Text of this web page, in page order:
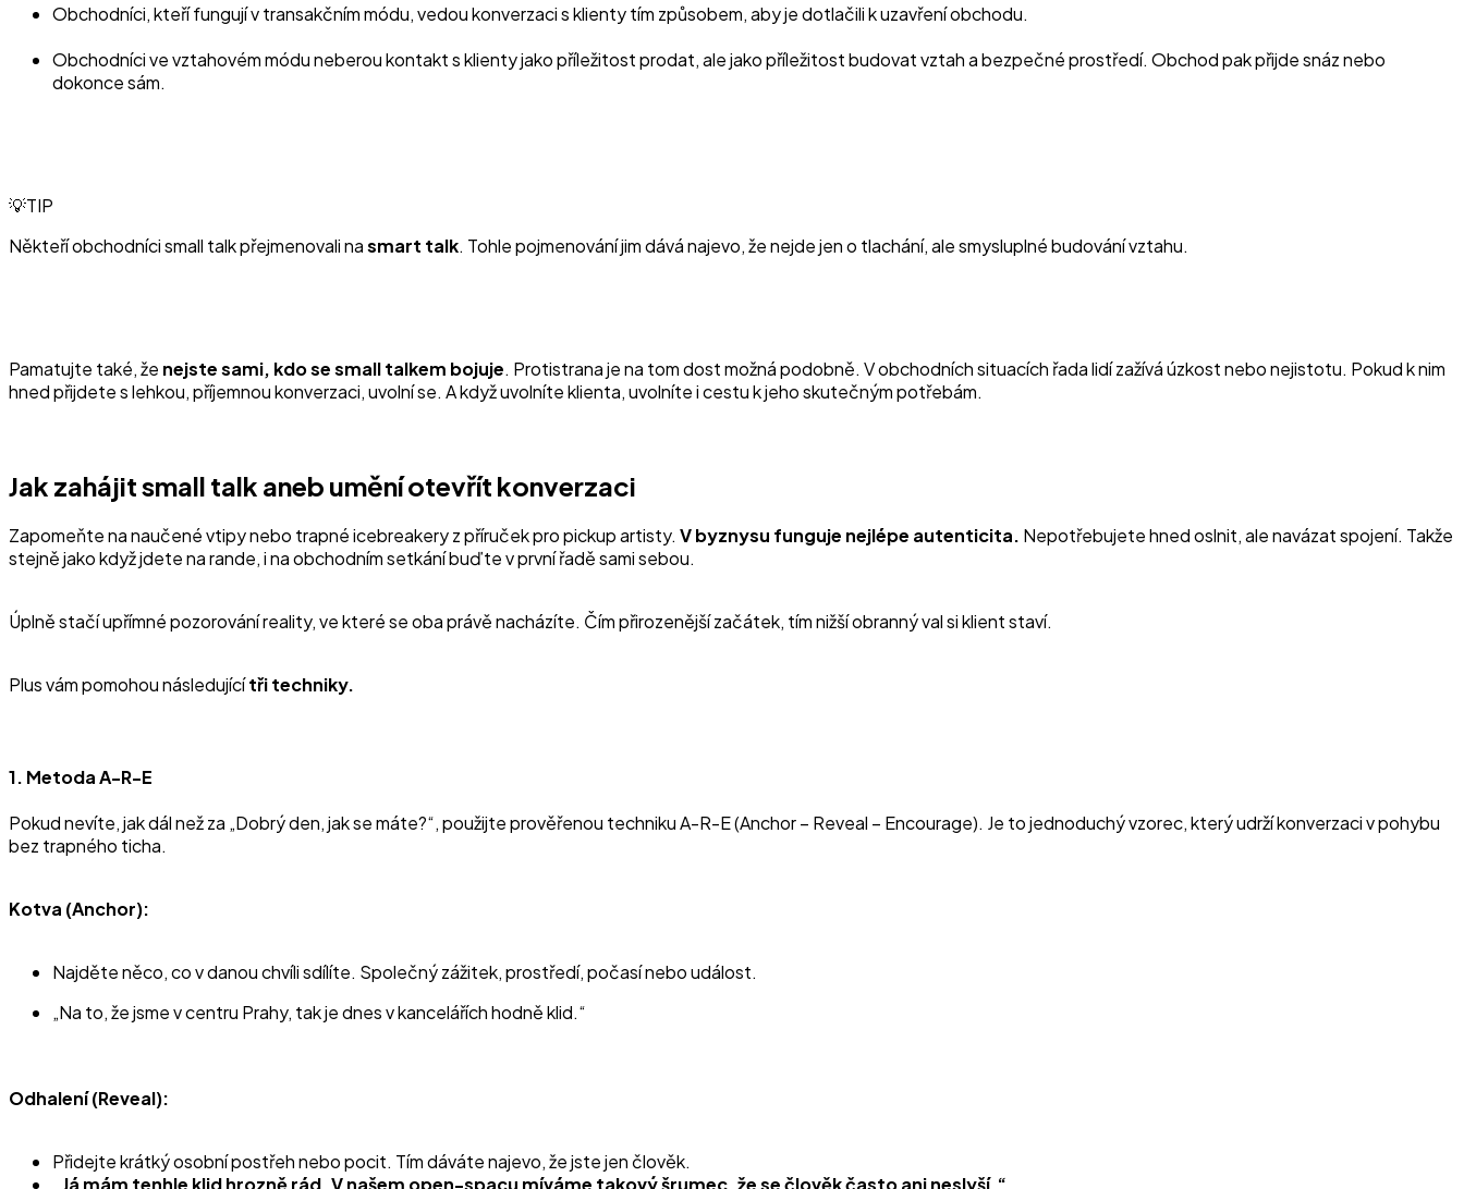
Obchodníci, kteří fungují v transakčním módu, vedou konverzaci s klienty tím způsobem, aby je dotlačili k uzavření obchodu.
Obchodníci ve vztahovém módu neberou kontakt s klienty jako příležitost prodat, ale jako příležitost budovat vztah a bezpečné prostředí. Obchod pak přijde snáz nebo
dokonce sám.
💡TIP
Někteří obchodníci small talk přejmenovali nasmart talk. Tohle pojmenování jim dává najevo, že nejde jen o tlachání, ale smysluplné budování vztahu.
Pamatujte také, že nejste sami, kdo se small talkem bojuje. Protistrana je na tom dost možná podobně. V obchodních situacích řada lidí zažívá úzkost nebo nejistotu. Pokud k nim
hned přijdete s lehkou, příjemnou konverzaci, uvolní se. A když uvolníte klienta, uvolníte i cestu k jeho skutečným potřebám.
Jak zahájit small talk aneb umění otevřít konverzaci
Zapomeňte na naučené vtipy nebo trapné icebreakery z příruček pro pickup artisty. V byznysu funguje nejlépe autenticita. Nepotřebujete hned oslnit, ale navázat spojení. Takže
stejně jako když jdete na rande, i na obchodním setkání buďte v první řadě sami sebou.
Úplně stačí upřímné pozorování reality, ve které se oba právě nacházíte. Čím přirozenější začátek, tím nižší obranný val si klient staví.
Plus vám pomohou následujícítři techniky.
1. Metoda A-R-E
Pokud nevíte, jak dál než za „Dobrý den, jak se máte?“, použijte prověřenou techniku A-R-E (Anchor – Reveal – Encourage). Je to jednoduchý vzorec, který udrží konverzaci v pohybu
bez trapného ticha.
Kotva (Anchor):
Najděte něco, co v danou chvíli sdílíte. Společný zážitek, prostředí, počasí nebo událost.
„Na to, že jsme v centru Prahy, tak je dnes v kancelářích hodně klid.“
Odhalení (Reveal):
Přidejte krátký osobní postřeh nebo pocit. Tím dáváte najevo, že jste jen člověk.
„Já mám tenhle klid hrozně rád. V našem open-spacu míváme takový šrumec, že se člověk často ani neslyší.“